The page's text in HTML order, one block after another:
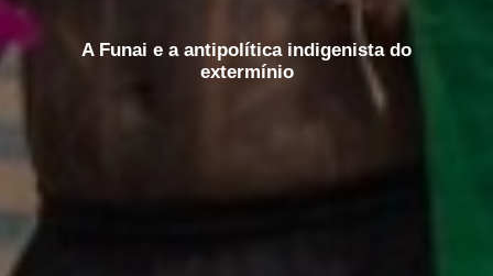
A Funai e a antipolítica indigenista do
extermínio